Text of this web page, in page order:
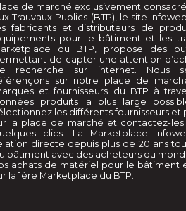
de marché exclusivement
Trauvaux Publics (BTP), le site
fabricants et distributeurs de
pour le bâtiment et les
du BTP, propose des
de capter une attention
recherche sur internet. Nous
sur notre place de
et fournisseurs du BTP à
produits la plus large
les différents fournisseurs et
la place de marché et contactez-
clics. La Marketplace
directe depuis plus de 20 ans
bâtiment avec des acheteurs du
achats de matériel pour le bâtiment
la 1ère Marketplace du BTP.